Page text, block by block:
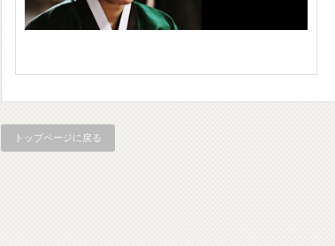
トップページに戻る